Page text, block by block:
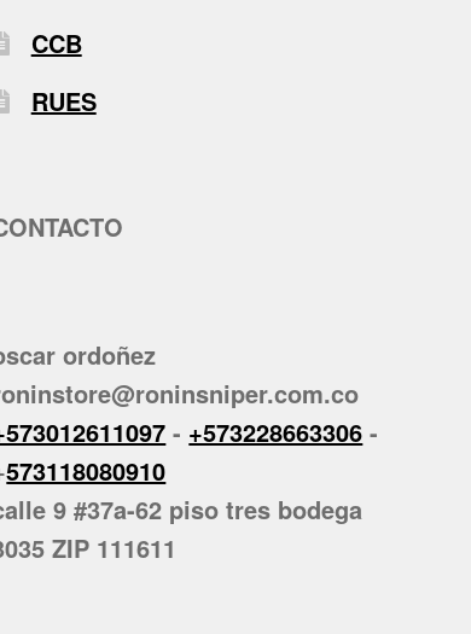
CCB
RUES
ordoñez
- +573228663306 -
573118080910
9 #37a-62 piso tres bodega
ZIP 111611